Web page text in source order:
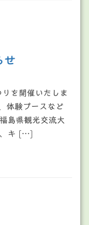
せ
を開催いたしま
体験ブースなど
島県観光交流大
キ […]